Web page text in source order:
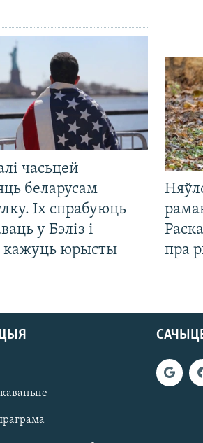
часьцей
беларусам
Іх спрабуюць
у Бэліз і
кажуць юрысты
пра